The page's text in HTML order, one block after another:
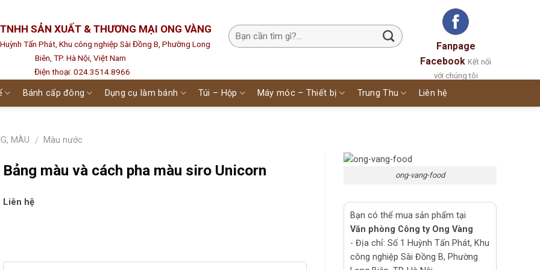
SẢN XUẤT & THƯƠNG MẠI ONG VÀNG
Tấn Phát, Khu công nghiệp Sài Đồng B, Phường Long
Biên, TP. Hà Nội, Việt Nam
Điện thoại: 024.3514.8966
Fanpage
Facebook Kết nối
với chúng tôi
Bánh cấp đông Dụng cụ làm bánh Túi – Hộp Máy móc – Thiết bị Trung Thu Liên hệ
MÀU / Màu nước
Bảng màu và cách pha màu siro Unicorn
Liên hệ
ong-vang-food
Bạn có thể mua sản phẩm tại
Văn phòng Công ty Ong Vàng
- Địa chỉ: Số 1 Huỳnh Tấn Phát, Khu
công nghiệp Sài Đồng B, Phường